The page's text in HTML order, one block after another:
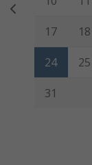
17 18
24 25
31